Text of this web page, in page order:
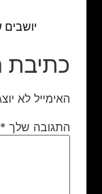
יושבים
כתיבת
האימייל לא
התגובה שלך *